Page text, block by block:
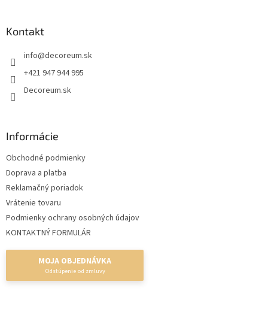
Kontakt
info@decoreum.sk
+421 947 944 995
Decoreum.sk
Informácie
Obchodné podmienky
Doprava a platba
Reklamačný poriadok
Vrátenie tovaru
Podmienky ochrany osobných údajov
KONTAKTNÝ FORMULÁR
MOJA OBJEDNÁVKA